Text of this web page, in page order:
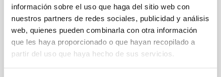
información sobre el uso que haga del sitio web con
nuestros partners de redes sociales, publicidad y análisis
web, quienes pueden combinarla con otra información
que les haya proporcionado o que hayan recopilado a
partir del uso que haya hecho de sus servicios.
Concepts for future missions to search for
technosignatures
New and unique opportunities now exist to look for
technosignatures (TS) beyond traditional SETI radio
searches, motivated by tremendous advances in